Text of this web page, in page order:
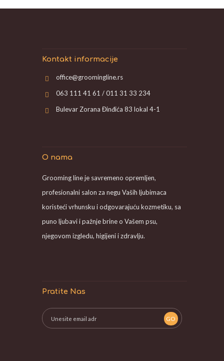
Kontakt informacije
office@groomingline.rs
063 111 41 61 / 011 31 33 234
Bulevar Zorana Đinđića 83 lokal 4-1
O nama
Grooming line je savremeno opremljen,
profesionalni salon za negu Vaših ljubimaca
koristeći vrhunsku i odgovarajuću kozmetiku, sa
puno ljubavi i pažnje brine o Vašem psu,
njegovom izgledu, higijeni i zdravlju.
Pratite Nas